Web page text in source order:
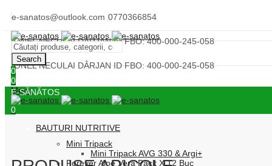
e-sanatos@outlook.com 0770366854
IONEL NECULAI DÂRJAN ID FBO: 400-000-245-058
IONEL NECULAI DÂRJAN ID FBO: 400-000-245-058
Search
0
0
Menu
0
E-SĂNĂTOS
BAUTURI NUTRITIVE
Mini Tripack
Mini Tripack AVG 330 & Argi+
Forever Aloe Vera Pack X 12 Buc